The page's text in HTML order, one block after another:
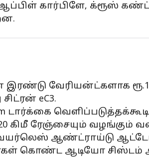
கார்பிளே, க்ரூஸ்
வேரியன்ட்களாக
eC3.
டார்க்கை
கிமீ ரேஞ்சையும் வழங்கும்
ஆண்ட்ராய்டு ஆட்டோ
கொண்ட ஆடியோ சிஸ்டம்